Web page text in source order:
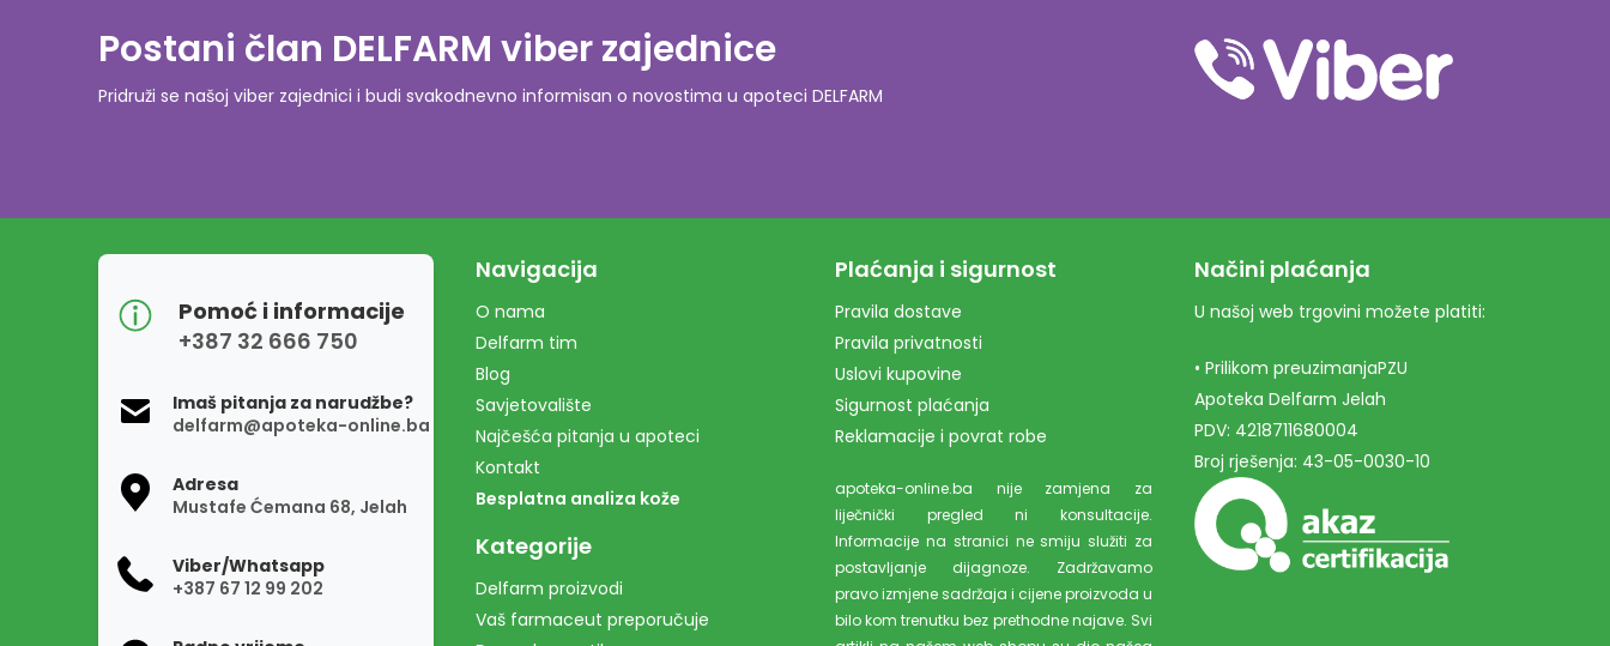
Postani član DELFARM viber zajednice
Pridruži se našoj viber zajednici i budi svakodnevno informisan o novostima u apoteci DELFARM
Pomoć i informacije
+387 32 666 750
Imaš pitanja za narudžbe?
delfarm@apoteka-online.ba
Adresa
Mustafe Ćemana 68, Jelah
Viber/Whatsapp
+387 67 12 99 202
Navigacija
O nama
Delfarm tim
Blog
Savjetovalište
Najčešća pitanja u apoteci
Kontakt
Besplatna analiza kože
Kategorije
Delfarm proizvodi
Vaš farmaceut preporučuje
Plaćanja i sigurnost
Pravila dostave
Pravila privatnosti
Uslovi kupovine
Sigurnost plaćanja
Reklamacije i povrat robe
apoteka-online.ba nije zamjena za
liječnički pregled ni konsultacije.
Informacije na stranici ne smiju služiti za
postavljanje dijagnoze. Zadržavamo
pravo izmjene sadržaja i cijene proizvoda u
bilo kom trenutku bez prethodne najave. Svi
Načini plaćanja
U našoj web trgovini možete platiti:
• Prilikom preuzimanjaPZU
Apoteka Delfarm Jelah
PDV: 4218711680004
Broj rješenja: 43-05-0030-10